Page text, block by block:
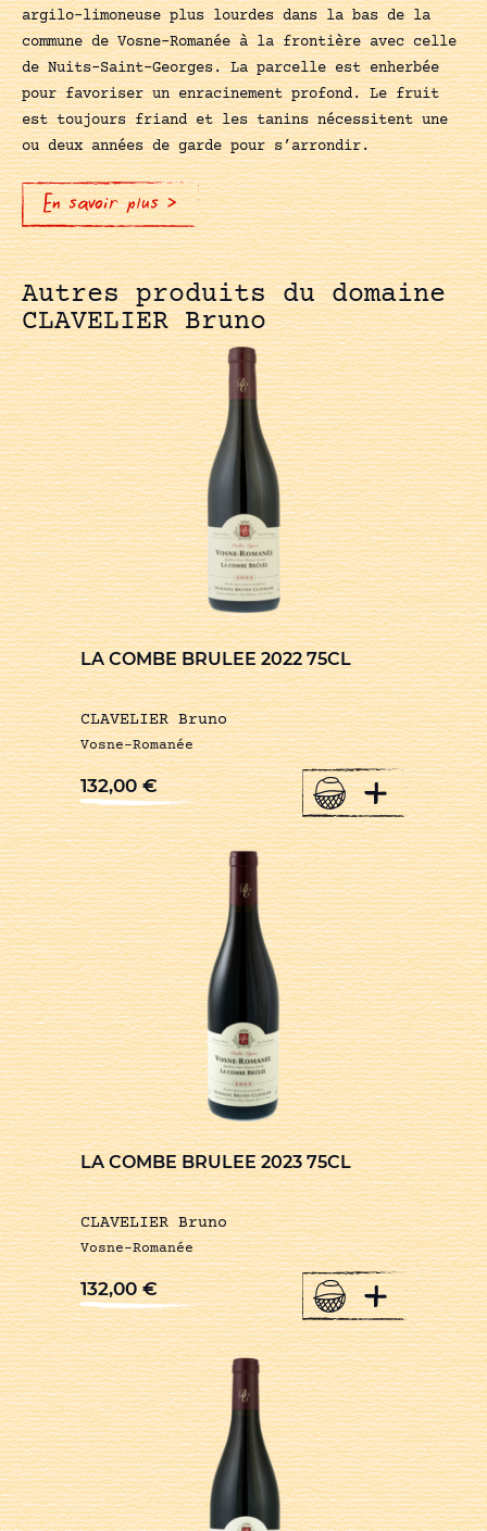
argilo-limoneuse plus lourdes dans la bas de la
commune de Vosne-Romanée à la frontière avec celle
de Nuits-Saint-Georges. La parcelle est enherbée
pour favoriser un enracinement profond. Le fruit
est toujours friand et les tanins nécessitent une
ou deux années de garde pour s’arrondir.
En savoir plus >
Autres produits du domaine
CLAVELIER Bruno
LA COMBE BRULEE 2022 75CL
CLAVELIER Bruno
Vosne-Romanée
132,00€ +
LA COMBE BRULEE 2023 75CL
CLAVELIER Bruno
Vosne-Romanée
132,00€ +